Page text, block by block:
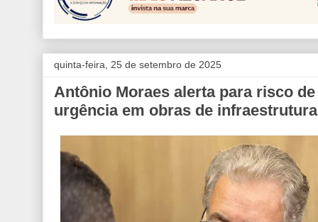
quinta-feira, 25 de setembro de 2025
Antônio Moraes alerta para risco
urgência em obras de infraestrutura